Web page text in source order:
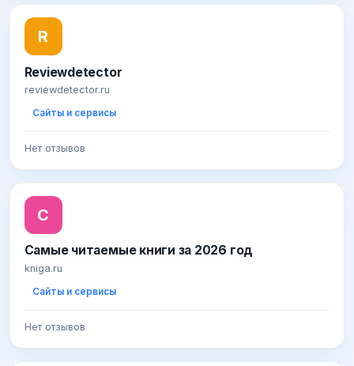
R
Reviewdetector
reviewdetector.ru
Сайты и сервисы
Нет отзывов
С
Самые читаемые книги за 2026 год
kniga.ru
Сайты и сервисы
Нет отзывов